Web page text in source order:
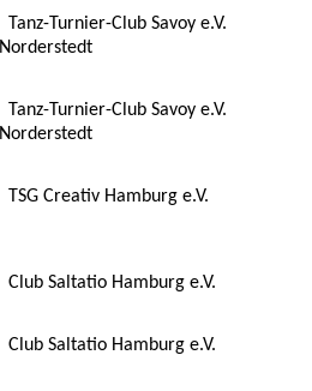
Tanz-Turnier-Club Savoy e.V.
Norderstedt
Tanz-Turnier-Club Savoy e.V.
Norderstedt
TSG Creativ Hamburg e.V.
Club Saltatio Hamburg e.V.
Club Saltatio Hamburg e.V.